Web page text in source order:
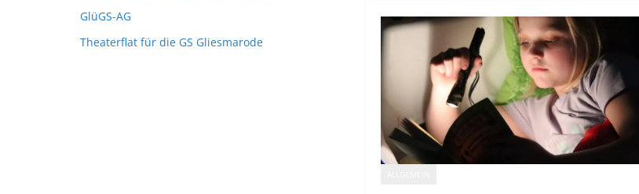
GlüGS-AG
Theaterflat für die GS Gliesmarode